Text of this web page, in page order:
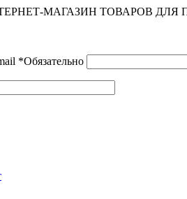
МАГАЗИН ТОВАРОВ ДЛЯ
*Обязательно